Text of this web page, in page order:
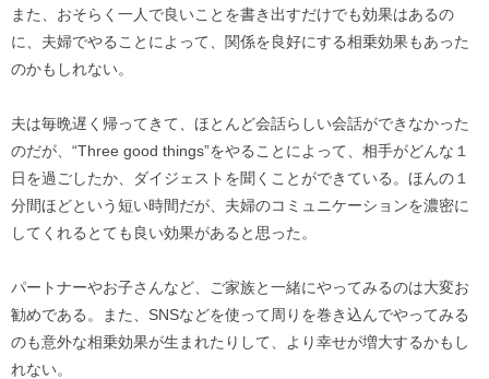
また、おそらく一人で良いことを書き出すだけでも効果はあるの
に、夫婦でやることによって、関係を良好にする相乗効果もあった
のかもしれない。
夫は毎晩遅く帰ってきて、ほとんど会話らしい会話ができなかった
のだが、“Three good things”をやることによって、相手がどんな１
日を過ごしたか、ダイジェストを聞くことができている。ほんの１
分間ほどという短い時間だが、夫婦のコミュニケーションを濃密に
してくれるとても良い効果があると思った。
パートナーやお子さんなど、ご家族と一緒にやってみるのは大変お
勧めである。また、SNSなどを使って周りを巻き込んでやってみる
のも意外な相乗効果が生まれたりして、より幸せが増大するかもし
れない。